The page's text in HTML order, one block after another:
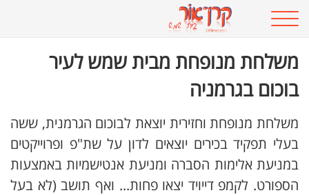
משלחת מנופחת מבית שמש לעיר
בוכום בגרמניה
משלחת מנופחת וחזירית יוצאת לבוכום הגרמנית, ששה
בעלי תפקיד בכירים יוצאים לדון על שת"פ ופרוייקטים
במניעת אלימות הסברה ומניעת אנטישמיות באמצעות
הספורט. לקמפ דייויד יצאו פחות... ואף תושב (לא בעל